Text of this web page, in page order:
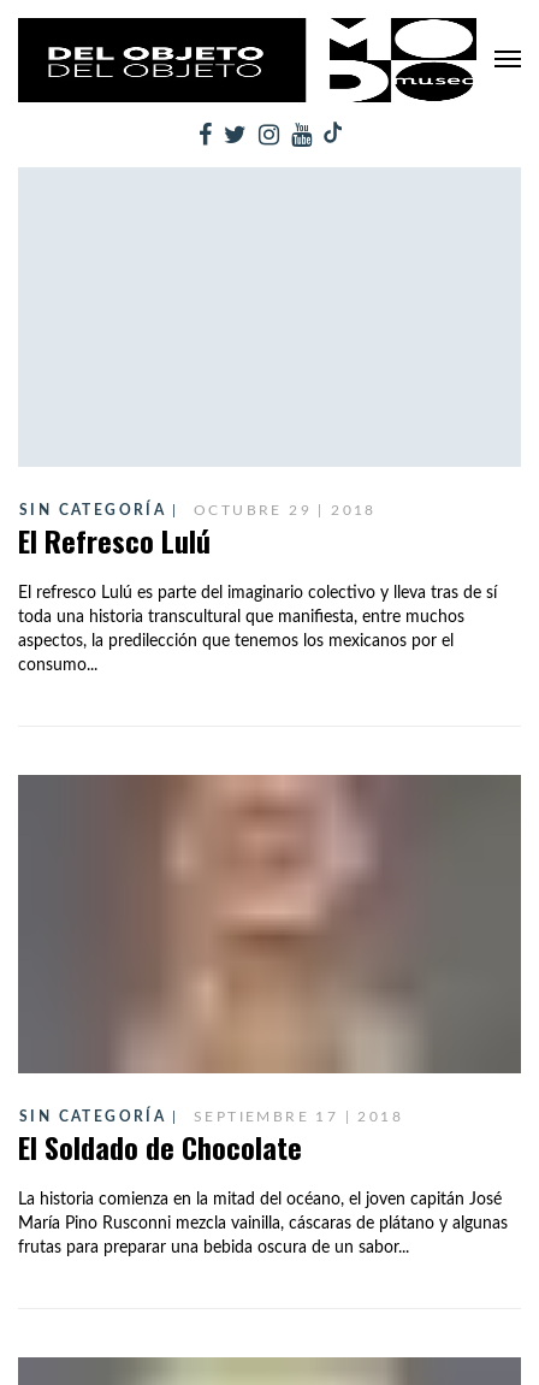
SIN CATEGORÍA OCTUBRE 29 | 2018
El Refresco Lulú
El refresco Lulú es parte del imaginario colectivo y lleva tras de sí
toda una historia transcultural que manifiesta, entre muchos
aspectos, la predilección que tenemos los mexicanos por el
consumo...
SIN CATEGORÍA SEPTIEMBRE 17 | 2018
El Soldado de Chocolate
La historia comienza en la mitad del océano, el joven capitán José
María Pino Rusconni mezcla vainilla, cáscaras de plátano y algunas
frutas para preparar una bebida oscura de un sabor...